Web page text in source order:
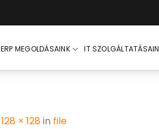
ERP MEGOLDÁSAINK IT
128 × 128 in file